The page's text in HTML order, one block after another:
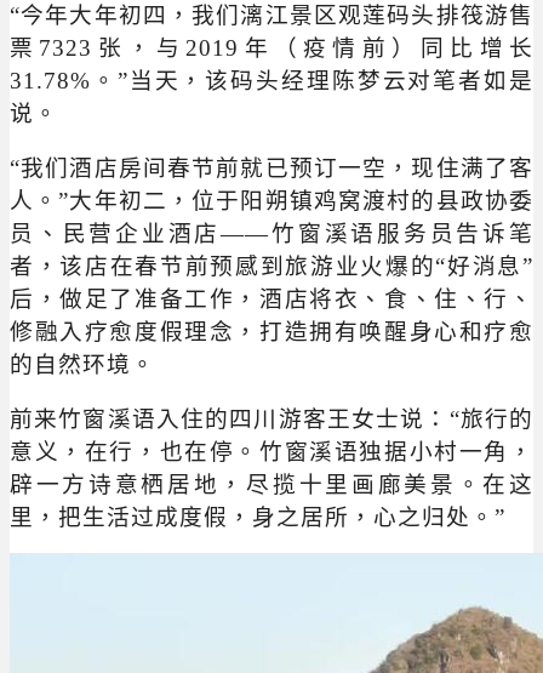
“今年大年初四，我们漓江景区观莲码头排筏游售
票7323张，与2019年（疫情前）同比增长
31.78%。”当天，该码头经理陈梦云对笔者如是
说。
“我们酒店房间春节前就已预订一空，现住满了客
人。”大年初二，位于阳朔镇鸡窝渡村的县政协委
员、民营企业酒店——竹窗溪语服务员告诉笔
者，该店在春节前预感到旅游业火爆的“好消息”
后，做足了准备工作，酒店将衣、食、住、行、
修融入疗愈度假理念，打造拥有唤醒身心和疗愈
的自然环境。
前来竹窗溪语入住的四川游客王女士说：“旅行的
意义，在行，也在停。竹窗溪语独据小村一角，
辟一方诗意栖居地，尽揽十里画廊美景。在这
里，把生活过成度假，身之居所，心之归处。”